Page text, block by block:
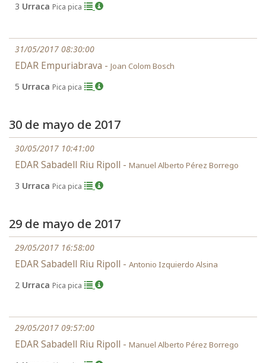
3 Urraca Pica pica
31/05/2017 08:30:00
EDAR Empuriabrava - Joan Colom Bosch
5 Urraca Pica pica
30 de mayo de 2017
30/05/2017 10:41:00
EDAR Sabadell Riu Ripoll - Manuel Alberto Pérez Borrego
3 Urraca Pica pica
29 de mayo de 2017
29/05/2017 16:58:00
EDAR Sabadell Riu Ripoll - Antonio Izquierdo Alsina
2 Urraca Pica pica
29/05/2017 09:57:00
EDAR Sabadell Riu Ripoll - Manuel Alberto Pérez Borrego